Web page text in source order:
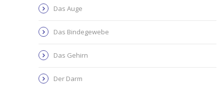
Das Auge
Das Bindegewebe
Das Gehirn
Der Darm